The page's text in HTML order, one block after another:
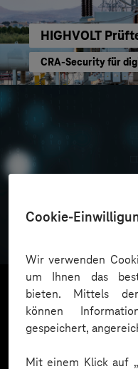
Cookie-
Wir verwenden
um Ihnen das
bieten. Mittels der
können
gespeichert,
Mit einem Klick auf
HIGHVOLT
CRA-Security für
Oskar Frech